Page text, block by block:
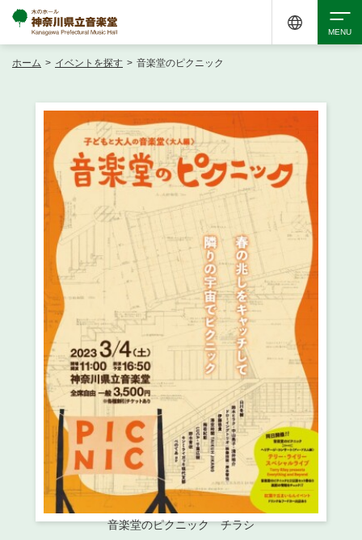
イベントを探す
・ イベント一覧
・ イベントカレンダー
ご来場案内
・ 館内サービス・アクセシビリティ
・ フロアマップ
・ 交通案内
・ よくある質問
施設を借りる
・ 施設を借りる
・ 空き状況
・ 抽選対象日
・ 利用料金
音楽堂について
・ 音楽堂のご案内
・ フロアマップ
・ 芸術参与
神奈川県立音楽堂
アクセシビリティ チケット購入 交通案内
ホーム > イベントを探す > 音楽堂のピクニック
音楽堂のピクニック チラシ